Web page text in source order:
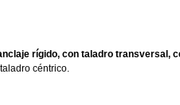
rígido, con taladro transversal,
céntrico.